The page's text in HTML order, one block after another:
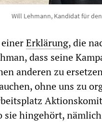
Will Lehmann, Kandidat für
Erklärung, die
dass seine
anderen zu
ohne uns zu
sie hingehört,